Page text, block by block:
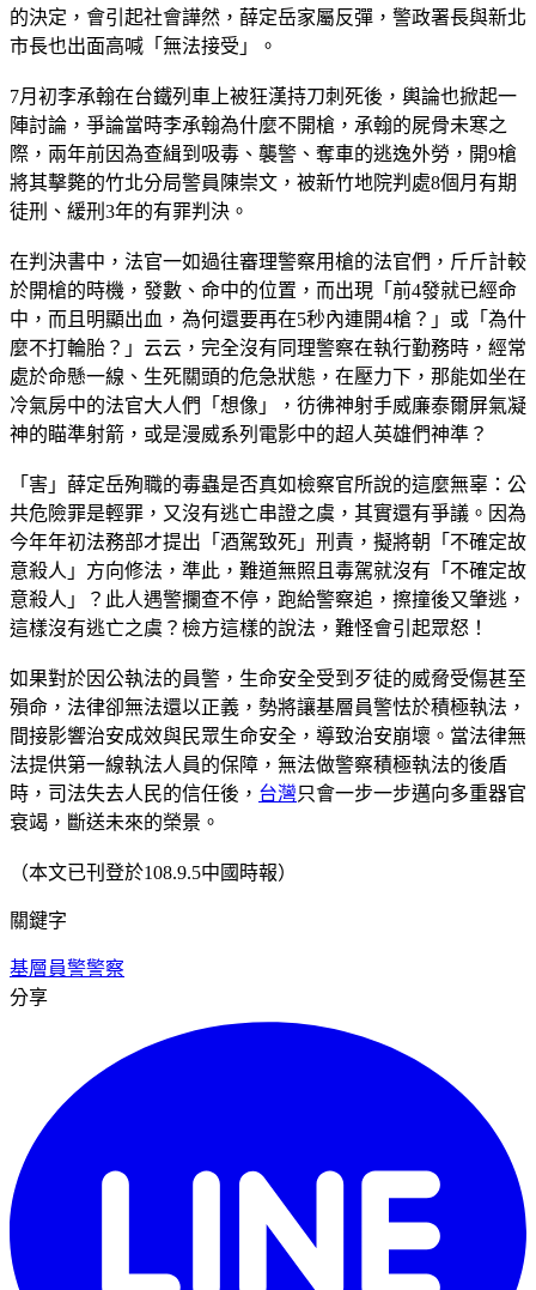
的決定，會引起社會譁然，薛定岳家屬反彈，警政署長與新北
市長也出面高喊「無法接受」。
7月初李承翰在台鐵列車上被狂漢持刀刺死後，輿論也掀起一
陣討論，爭論當時李承翰為什麼不開槍，承翰的屍骨未寒之
際，兩年前因為查緝到吸毒、襲警、奪車的逃逸外勞，開9槍
將其擊斃的竹北分局警員陳崇文，被新竹地院判處8個月有期
徒刑、緩刑3年的有罪判決。
在判決書中，法官一如過往審理警察用槍的法官們，斤斤計較
於開槍的時機，發數、命中的位置，而出現「前4發就已經命
中，而且明顯出血，為何還要再在5秒內連開4槍？」或「為什
麼不打輪胎？」云云，完全沒有同理警察在執行勤務時，經常
處於命懸一線、生死關頭的危急狀態，在壓力下，那能如坐在
冷氣房中的法官大人們「想像」，彷彿神射手威廉泰爾屏氣凝
神的瞄準射箭，或是漫威系列電影中的超人英雄們神準？
「害」薛定岳殉職的毒蟲是否真如檢察官所說的這麼無辜：公
共危險罪是輕罪，又沒有逃亡串證之虞，其實還有爭議。因為
今年年初法務部才提出「酒駕致死」刑責，擬將朝「不確定故
意殺人」方向修法，準此，難道無照且毒駕就沒有「不確定故
意殺人」？此人遇警攔查不停，跑給警察追，擦撞後又肇逃，
這樣沒有逃亡之虞？檢方這樣的說法，難怪會引起眾怒！
如果對於因公執法的員警，生命安全受到歹徒的威脅受傷甚至
殞命，法律卻無法還以正義，勢將讓基層員警怯於積極執法，
間接影響治安成效與民眾生命安全，導致治安崩壞。當法律無
法提供第一線執法人員的保障，無法做警察積極執法的後盾
時，司法失去人民的信任後， 台灣只會一步一步邁向多重器官
衰竭，斷送未來的榮景。
（本文已刊登於108.9.5中國時報）
關鍵字
基層員警警察
分享